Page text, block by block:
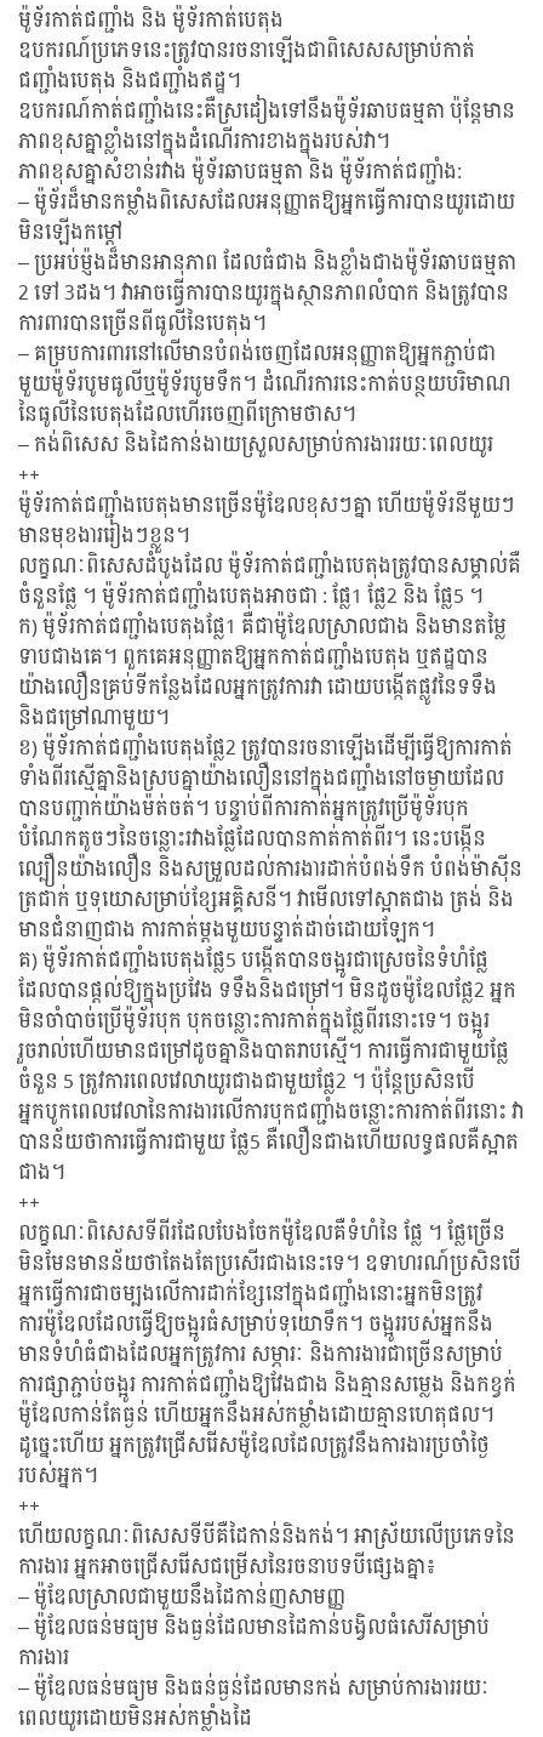
ម៉ូទ័រកាត់ជញ្ជាំង និង ម៉ូទ័រកាត់បេតុង
ឧបករណ៍ប្រភេទនេះត្រូវបានរចនាឡើងជាពិសេសសម្រាប់កាត់
ជញ្ជាំងបេតុង និងជញ្ជាំងឥដ្ឋ។
ឧបករណ៍កាត់ជញ្ជាំងនេះគឺស្រដៀងទៅនឹងម៉ូទ័រឆាបធម្មតា ប៉ុន្តែមាន
ភាពខុសគ្នាខ្លាំងនៅក្នុងដំណើរការខាងក្នុងរបស់វា។
ភាពខុសគ្នាសំខាន់រវាង ម៉ូទ័រឆាបធម្មតា និង ម៉ូទ័រកាត់ជញ្ជាំង:
– ម៉ូទ័រដ៏មានកម្លាំងពិសេសដែលអនុញ្ញាតឱ្យអ្នកធ្វើការបានយូរដោយ
មិនឡើងកម្តៅ
– ប្រអប់ម្ញ៉ុងដ៏មានអានុភាព ដែលធំជាង និងខ្លាំងជាងម៉ូទ័រឆាបធម្មតា
2 ទៅ 3ដង។ វាអាចធ្វើការបានយូរក្នុងស្ថានភាពលំបាក និងត្រូវបាន
ការពារបានច្រើនពីធូលីនៃបេតុង។
– គម្របការពារនៅលើមានបំពង់ចេញដែលអនុញ្ញាតឱ្យអ្នកភ្ជាប់ជា
មួយម៉ូទ័របូមធូលីឬម៉ូទ័របូមទឹក។ ដំណើរការនេះកាត់បន្ថយបរិមាណ
នៃធូលីនៃបេតុងដែលហើរចេញពីក្រោមថាស។
– កង់ពិសេស និងដៃកាន់ងាយស្រួលសម្រាប់ការងាររយៈពេលយូរ
++
ម៉ូទ័រកាត់ជញ្ជាំងបេតុងមានច្រើនម៉ូឌែលខុសៗគ្នា ហើយម៉ូទ័រនីមួយៗ
មានមុខងាររៀងៗខ្លួន។
លក្ខណៈពិសេសដំបូងដែល ម៉ូទ័រកាត់ជញ្ជាំងបេតុងត្រូវបានសម្គាល់គឺ
ចំនួនផ្លែ ។ ម៉ូទ័រកាត់ជញ្ជាំងបេតុងអាចជា : ផ្លែ1 ផ្លែ2 និង ផ្លែ5 ។
ក) ម៉ូទ័រកាត់ជញ្ជាំងបេតុងផ្លែ1 គឺជាម៉ូឌែលស្រាលជាង និងមានតម្លៃ
ទាបជាងគេ។ ពួកគេអនុញ្ញាតឱ្យអ្នកកាត់ជញ្ជាំងបេតុង ឬឥដ្ឋបាន
យ៉ាងលឿនគ្រប់ទីកន្លែងដែលអ្នកត្រូវការវា ដោយបង្កើតផ្លូវនៃទទឹង
និងជម្រៅណាមួយ។
ខ) ម៉ូទ័រកាត់ជញ្ជាំងបេតុងផ្លែ2 ត្រូវបានរចនាឡើងដើម្បីធ្វើឱ្យការកាត់
ទាំងពីរស្មើគ្នានិងស្របគ្នាយ៉ាងលឿននៅក្នុងជញ្ជាំងនៅចម្ងាយដែល
បានបញ្ជាក់យ៉ាងម៉ត់ចត់។ បន្ទាប់ពីការកាត់អ្នកត្រូវប្រើម៉ូទ័របុក
បំណែកតូចៗនៃចន្លោះរវាងផ្លែដែលបានកាត់កាត់ពីរ។ នេះបង្កើន
ល្បឿនយ៉ាងលឿន និងសម្រួលដល់ការងារដាក់បំពង់ទឹក បំពង់ម៉ាស៊ីន
ត្រជាក់ ឬទុយោសម្រាប់ខ្សែអគ្គិសនី។ វាមើលទៅស្អាតជាង ត្រង់ និង
មានជំនាញជាង ការកាត់ម្តងមួយបន្ទាត់ដាច់ដោយឡែក។
គ) ម៉ូទ័រកាត់ជញ្ជាំងបេតុងផ្លែ5 បង្កើតបានចង្អូរជាស្រេចនៃទំហំផ្លែ
ដែលបានផ្តល់ឱ្យក្នុងប្រវែង ទទឹងនិងជម្រៅ។ មិនដូចម៉ូឌែលផ្លែ2 អ្នក
មិនចាំបាច់ប្រើម៉ូទ័របុក បុកចន្លោះការកាត់ក្នុងផ្លែពីរនោះទេ។ ចង្អូរ
រួចរាល់ហើយមានជម្រៅដូចគ្នានិងបាតរាបស្មើ។ ការធ្វើការជាមួយផ្លែ
ចំនួន 5 ត្រូវការពេលវេលាយូរជាងជាមួយផ្លែ2 ។ ប៉ុន្តែប្រសិនបើ
អ្នកបូកពេលវេលានៃការងារលើការបុកជញ្ជាំងចន្លោះការកាត់ពីរនោះ វា
បានន័យថាការធ្វើការជាមួយ ផ្លែ5 គឺលឿនជាងហើយលទ្ធផលគឺស្អាត
ជាង។
++
លក្ខណៈពិសេសទីពីរដែលបែងចែកម៉ូឌែលគឺទំហំនៃ ផ្លែ ។ ផ្លែច្រើន
មិនមែនមានន័យថាតែងតែប្រសើរជាងនេះទេ។ ឧទាហរណ៍ប្រសិនបើ
អ្នកធ្វើការជាចម្បងលើការដាក់ខ្សែនៅក្នុងជញ្ជាំងនោះអ្នកមិនត្រូវ
ការម៉ូឌែលដែលធ្វើឱ្យចង្អូរធំសម្រាប់ទុយោទឹក។ ចង្អូររបស់អ្នកនឹង
មានទំហំធំជាងដែលអ្នកត្រូវការ សម្ភារៈ និងការងារជាច្រើនសម្រាប់
ការផ្សាភ្ជាប់ចង្អូរ ការកាត់ជញ្ជាំងឱ្យវែងជាង និងគ្មានសម្លេង និងកខ្វក់
ម៉ូឌែលកាន់តែធ្ងន់ ហើយអ្នកនឹងអស់កម្លាំងដោយគ្មានហេតុផល។
ដូច្នេះហើយ អ្នកត្រូវជ្រើសរើសម៉ូឌែលដែលត្រូវនឹងការងារប្រចាំថ្ងៃ
របស់អ្នក។
++
ហើយលក្ខណៈពិសេសទីបីគឺដៃកាន់និងកង់។ អាស្រ័យលើប្រភេទនៃ
ការងារ អ្នកអាចជ្រើសរើសជម្រើសនៃរចនាបទបីផ្សេងគ្នា៖
– ម៉ូឌែលស្រាលជាមួយនឹងដៃកាន់ញសាមញ្ញ
– ម៉ូឌែលធន់មធ្យម និងធ្ងន់ដែលមានដៃកាន់បង្វិលធំសេរីសម្រាប់
ការងារ
– ម៉ូឌែលធន់មធ្យម និងធន់ធ្ងន់ដែលមានកង់ សម្រាប់ការងាររយៈ
ពេលយូរដោយមិនអស់កម្លាំងដៃ